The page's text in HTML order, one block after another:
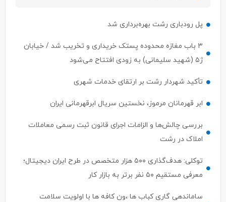
پل رودباری رشت بهره‌برداری شد
۳ باب مغازه محدوده پستک خریداری و تخریب شد / خیابان
ژ۵ (شهید سلیمانی) به زودی افتتاح می‌شود
تأکید شهردار رشت بر ارتقای خدمات شهری
ابر قهرمانان مرموز، نخستین سریال ابرقهرمانی ایران
بررسی چالش‌ها و الزامات اجرای قانون ثبت رسمی معاملات
املاک در رشت
توکلی: هدف‌گذاری ۵۰۰ هزار متخصص در طرح ایران دیجیتال؛
معرفی مستقیم ۵۰ نفر برتر به بازار کار
ساماندهی گاری کباب ها ،ون کافه ها با اولویت سلامت